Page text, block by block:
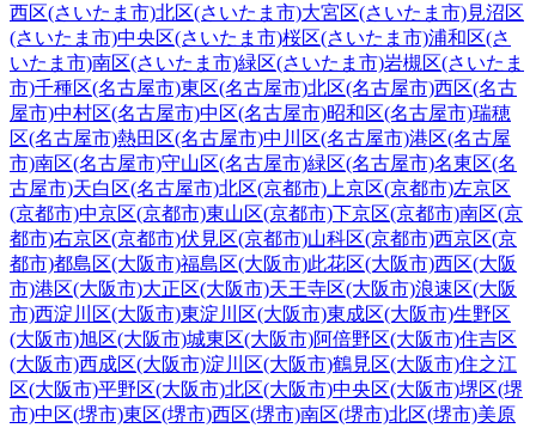
西区(さいたま市)北区(さいたま市)大宮区(さいたま市)見沼区
(さいたま市)中央区(さいたま市)桜区(さいたま市)浦和区(さ
いたま市)南区(さいたま市)緑区(さいたま市)岩槻区(さいたま
市)千種区(名古屋市)東区(名古屋市)北区(名古屋市)西区(名古
屋市)中村区(名古屋市)中区(名古屋市)昭和区(名古屋市)瑞穂
区(名古屋市)熱田区(名古屋市)中川区(名古屋市)港区(名古屋
市)南区(名古屋市)守山区(名古屋市)緑区(名古屋市)名東区(名
古屋市)天白区(名古屋市)北区(京都市)上京区(京都市)左京区
(京都市)中京区(京都市)東山区(京都市)下京区(京都市)南区(京
都市)右京区(京都市)伏見区(京都市)山科区(京都市)西京区(京
都市)都島区(大阪市)福島区(大阪市)此花区(大阪市)西区(大阪
市)港区(大阪市)大正区(大阪市)天王寺区(大阪市)浪速区(大阪
市)西淀川区(大阪市)東淀川区(大阪市)東成区(大阪市)生野区
(大阪市)旭区(大阪市)城東区(大阪市)阿倍野区(大阪市)住吉区
(大阪市)西成区(大阪市)淀川区(大阪市)鶴見区(大阪市)住之江
区(大阪市)平野区(大阪市)北区(大阪市)中央区(大阪市)堺区(堺
市)中区(堺市)東区(堺市)西区(堺市)南区(堺市)北区(堺市)美原